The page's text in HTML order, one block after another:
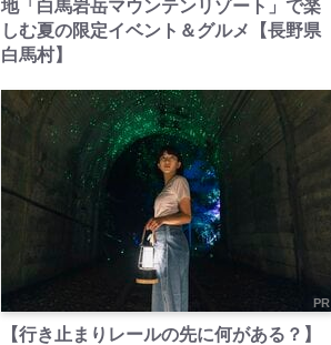
地「白馬岩岳マウンテンリゾート」で楽
しむ夏の限定イベント＆グルメ【長野県
白馬村】
PR
【行き止まりレールの先に何がある？】